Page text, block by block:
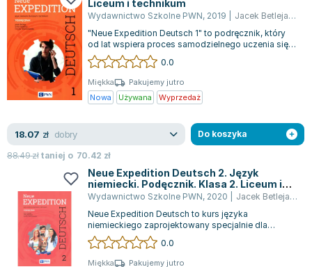
Liceum i technikum
Wydawnictwo Szkolne PWN, 2019 Jacek Betleja
,
"Neue Expedition Deutsch 1" to podręcznik, który
od lat wspiera proces samodzielnego uczenia się
uczniów, wzmacniając ich niezależ...
0.0
Miękka
Pakujemy jutro
Nowa
Używana Wyprzedaż
18.07 zł dobry
88.49złtaniej o 70.42 zł
Do koszyka
Neue Expedition Deutsch 2. Język
niemiecki. Podęcznik. Klasa 2. Liceum i
technikum
Wydawnictwo Szkolne PWN, 2020 Jacek Betleja
,
Neue Expedition Deutsch to kurs języka
niemieckiego zaprojektowany specjalnie dla
uczniów liceów i techników, którzy po ukończeniu...
0.0
Miękka
Pakujemy jutro